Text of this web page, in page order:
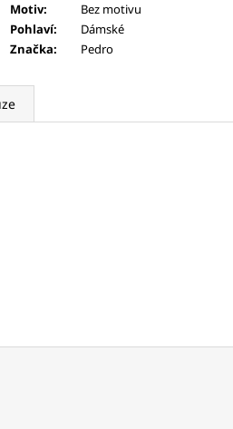
Motiv:
Bez motivu
Pohlaví:
Dámské
Značka: Pedro